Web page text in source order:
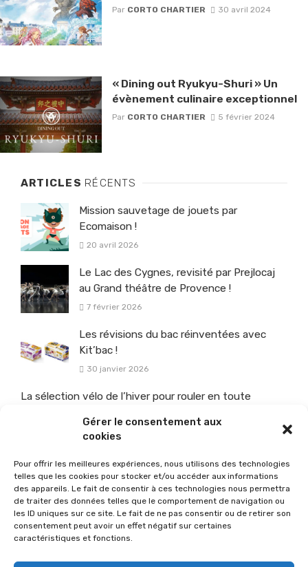
Gérer le consentement aux
cookies
Pour offrir les meilleures expériences, nous utilisons des technologies
telles que les cookies pour stocker et/ou accéder aux informations
des appareils. Le fait de consentir à ces technologies nous permettra
de traiter des données telles que le comportement de navigation ou
les ID uniques sur ce site. Le fait de ne pas consentir ou de retirer son
consentement peut avoir un effet négatif sur certaines
caractéristiques et fonctions.
Par CORTO CHARTIER 30 avril 2024
« Dining out Ryukyu-Shuri » Un
évènement culinaire exceptionnel
Par CORTO CHARTIER 5 février 2024
ARTICLES RÉCENTS
Mission sauvetage de jouets par
Ecomaison !
20 avril 2026
Le Lac des Cygnes, revisité par Prejlocaj
au Grand théâtre de Provence !
7 février 2026
Les révisions du bac réinventées avec
Kit’bac !
30 janvier 2026
La sélection vélo de l’hiver pour rouler en toute